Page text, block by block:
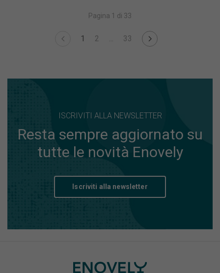
Pagina 1 di 33
1 2 ... 33
ISCRIVITI ALLA NEWSLETTER
Resta sempre aggiornato su
tutte le novità Enovely
Iscriviti alla newsletter